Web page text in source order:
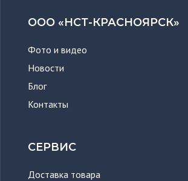
ООО «НСТ-КРАСНОЯРСК»
Фото и видео
Новости
Блог
Контакты
СЕРВИС
Доставка товара